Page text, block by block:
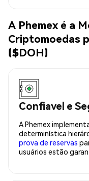
A Phemex é a
Criptomoedas
($DOH)
Confiavel e
A Phemex
determinística
prova de reservas
usuários estão